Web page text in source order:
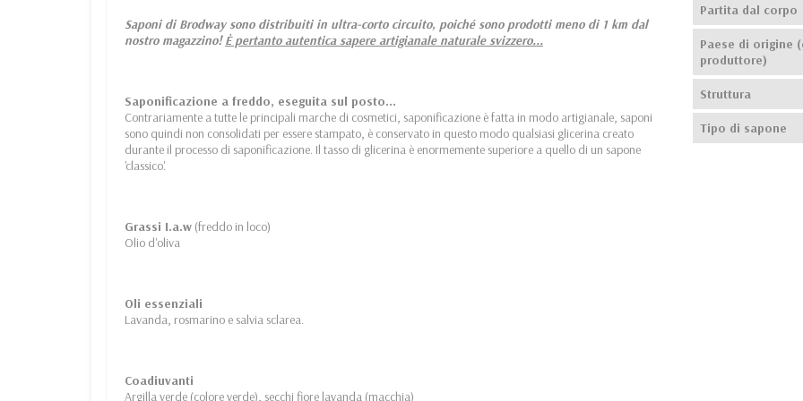
Saponi di Brodway sono distribuiti in ultra-corto circuito, poiché sono prodotti meno di 1 km dal
nostro magazzino! È pertanto autentica sapere artigianale naturale svizzero...
Saponificazione a freddo, eseguita sul posto...
Contrariamente a tutte le principali marche di cosmetici, saponificazione è fatta in modo artigianale, saponi
sono quindi non consolidati per essere stampato, è conservato in questo modo qualsiasi glicerina creato
durante il processo di saponificazione. Il tasso di glicerina è enormemente superiore a quello di un sapone
'classico'.
Grassi I.a.w (freddo in loco)
Olio d'oliva
Oli essenziali
Lavanda, rosmarino e salvia sclarea.
Coadiuvanti
Argilla verde (colore verde), secchi fiore lavanda (macchia)
Partita dal corpo
Paese di origine
produttore)
Struttura
Tipo di sapone